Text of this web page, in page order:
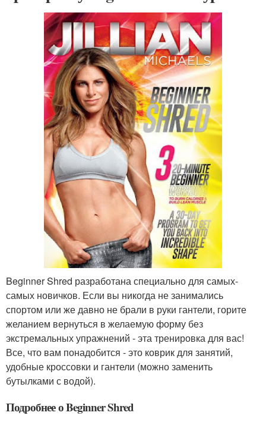
Beginner Shred разработана специально для самых-
самых новичков. Если вы никогда не занимались
спортом или же давно не брали в руки гантели, горите
желанием вернуться в желаемую форму без
экстремальных упражнений - эта тренировка для вас!
Все, что вам понадобится - это коврик для занятий,
удобные кроссовки и гантели (можно заменить
бутылками с водой).
Подробнее о Beginner Shred